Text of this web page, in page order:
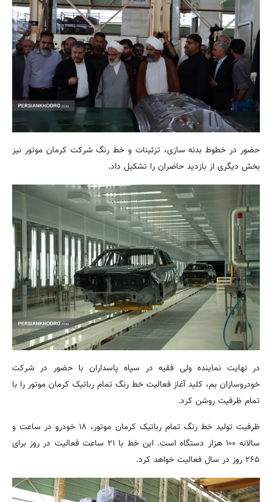
حضور در خطوط بدنه سازی، تزئینات و خط رنگ شرکت کرمان موتور نیز
بخش دیگری از بازدید حاضران را تشکیل داد.
در نهایت نماینده ولی فقیه در سپاه پاسداران با حضور در شرکت
خودروسازان بم، کلید آغاز فعالیت خط رنگ تمام رباتیک کرمان موتور را با
تمام ظرفیت روشن کرد.
ظرفیت تولید خط رنگ تمام رباتیک کرمان موتور، ۱۸ خودرو در ساعت و
سالانه ۱۰۰ هزار دستگاه است. این خط با ۲۱ ساعت فعالیت در روز برای
۲۶۵ روز در سال فعالیت خواهد کرد.